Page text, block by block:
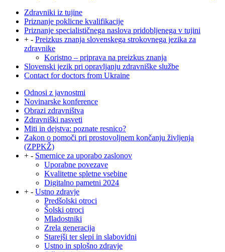
Zdravniki iz tujine
Priznanje poklicne kvalifikacije
Priznanje specialističnega naslova pridobljenega v tujini
+ - Preizkus znanja slovenskega strokovnega jezika za
zdravnike
Koristno – priprava na preizkus znanja
Slovenski jezik pri opravljanju zdravniške službe
Contact for doctors from Ukraine
Odnosi z javnostmi
Novinarske konference
Obrazi zdravništva
Zdravniški nasveti
Miti in dejstva: poznate resnico?
Zakon o pomoči pri prostovoljnem končanju življenja
(ZPPKŽ)
+ - Smernice za uporabo zaslonov
Uporabne povezave
Kvalitetne spletne vsebine
Digitalno pametni 2024
+ - Ustno zdravje
Predšolski otroci
Šolski otroci
Mladostniki
Zrela generacija
Starejši ter slepi in slabovidni
Ustno in splošno zdravje